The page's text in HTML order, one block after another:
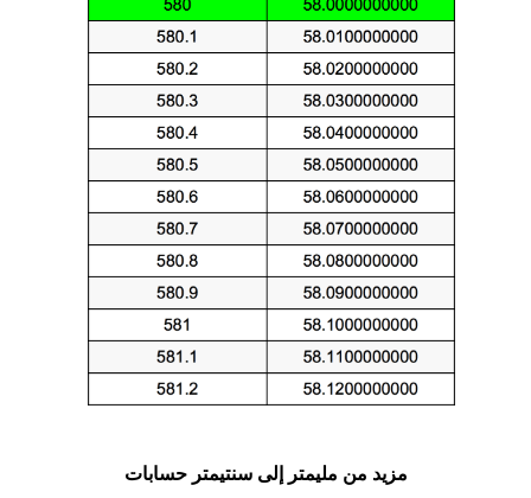
مزيد من مليمتر إلى سنتيمتر حسابات